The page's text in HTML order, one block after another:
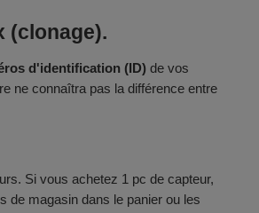
(clonage).
d'identification (ID) de vos
ne connaîtra pas la différence entre
Si vous achetez 1 pc de capteur,
de magasin dans le panier ou les